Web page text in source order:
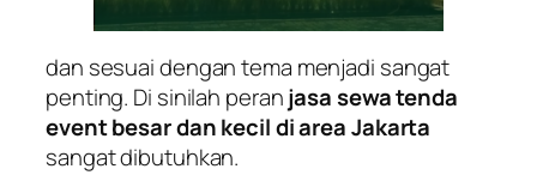
dan sesuai dengan tema menjadi sangat
penting. Di sinilah peranjasa sewa tenda
event besar dan kecil di area Jakarta
sangat dibutuhkan.